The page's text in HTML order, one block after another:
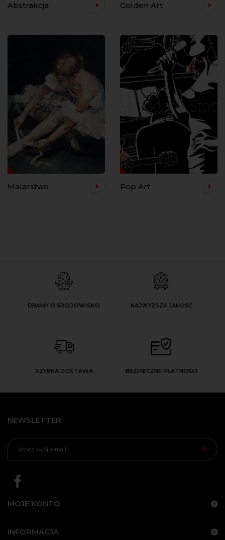
Abstrakcja Golden Art
Malarstwo Pop Art
DBAMY O ŚRODOWISKO NAJWYŻSZA JAKOŚĆ
SZYBKA DOSTAWA BEZPIECZNE PŁATNOŚCI
NEWSLETTER
MOJE KONTO
INFORMACJA